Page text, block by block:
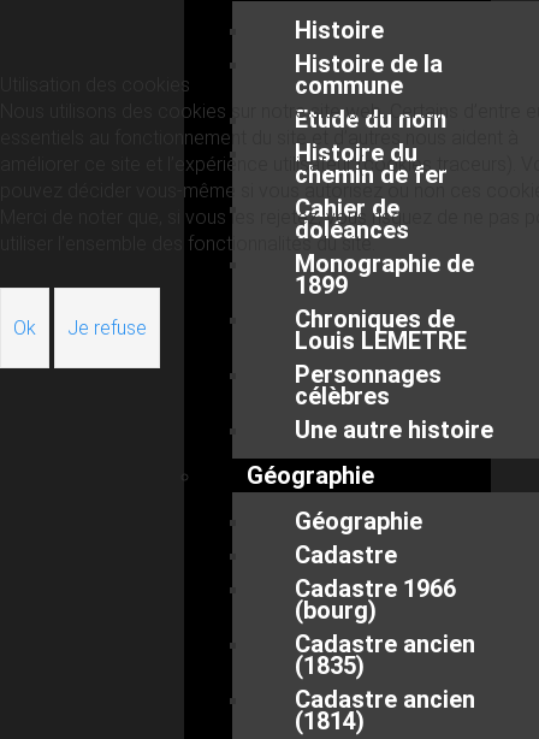
Histoire
Histoire de la
commune
Etude du nom
Histoire du
chemin de fer
Cahier de
doléances
Monographie de
1899
Chroniques de
Louis LEMETRE
Personnages
célèbres
Une autre histoire
Géographie
Géographie
Cadastre
Cadastre 1966
(bourg)
Cadastre ancien
(1835)
Cadastre ancien
(1814)
Utilisation des cookies
Nous utilisons des cookies sur notre site web. Certains d’entre
essentiels au fonctionnement du site et d’autres nous aident à
améliorer ce site et l’expérience utilisateur (cookies traceurs).
pouvez décider vous-même si vous autorisez ou non ces
Merci de noter que, si vous les rejetez, vous risquez de ne pas
utiliser l’ensemble des fonctionnalités du site.
Ok Je refuse